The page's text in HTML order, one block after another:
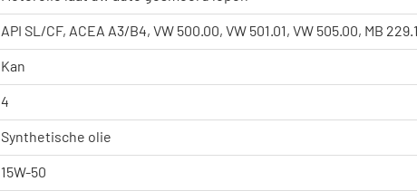
API SL/CF, ACEA A3/B4, VW 500.00, VW 501.01, VW 505.00, MB 229.1
Kan
4
Synthetische olie
15W-50